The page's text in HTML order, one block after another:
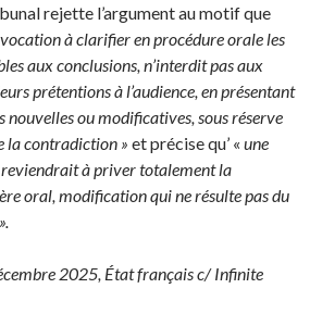
rejette l’argument au motif que
à clarifier en procédure orale les
aux conclusions, n’interdit pas aux
prétentions à l’audience, en présentant
nouvelles ou modificatives, sous réserve
la contradiction » et précise qu’ « une
à priver totalement la
oral, modification qui ne résulte pas du
2025, État français c/ Infinite